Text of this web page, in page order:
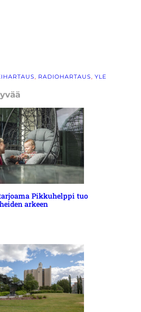
, RADIOHARTAUS, YLE
Pikkuhelppi tuo
arkeen